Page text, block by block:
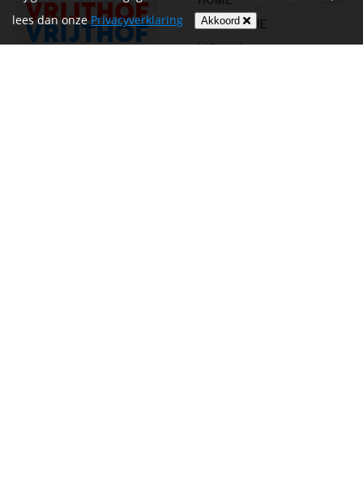
INFORMATIE
NIEUWS
lees dan onzePrivacyverklaring Akkoord